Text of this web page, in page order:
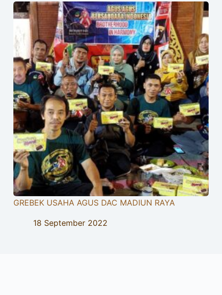
GREBEK USAHA AGUS DAC MADIUN RAYA
18 September 2022